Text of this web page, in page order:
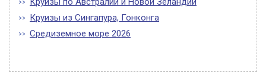
Круизы из Сингапура, Гонконга
Средиземное море 2026